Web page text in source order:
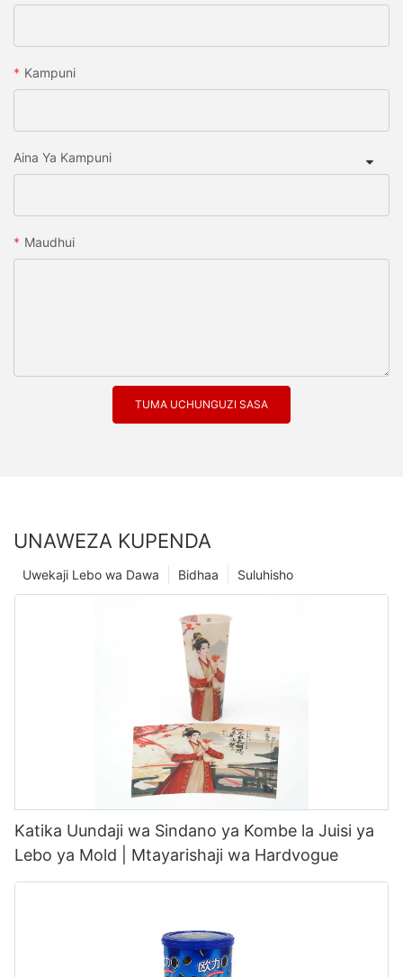
Kampuni
Aina Ya Kampuni
Maudhui
TUMA UCHUNGUZI SASA
UNAWEZA KUPENDA
Suluhisho
Bidhaa
Uwekaji Lebo wa Dawa
Katika Uundaji wa Sindano ya Kombe la Juisi ya
Lebo ya Mold | Mtayarishaji wa Hardvogue